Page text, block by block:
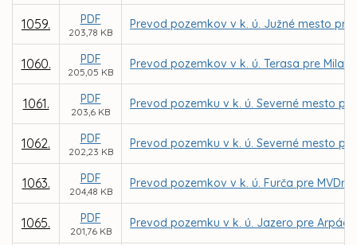
1059. PDF
203,78 KB
Prevod pozemkov v k. ú. Južné mesto
1060. PDF
205,05 KB
Prevod pozemkov v k. ú. Terasa pre
1061. PDF
203,6 KB
Prevod pozemku v k. ú. Severné mesto
1062. PDF
202,23 KB
Prevod pozemku v k. ú. Severné mesto
1063. PDF
204,48 KB
Prevod pozemkov v k. ú. Furča pre MVDr.
1065. PDF
201,76 KB
Prevod pozemku v k. ú. Jazero pre